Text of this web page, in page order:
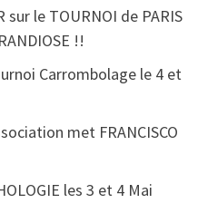
sur le TOURNOI de PARIS
!!
Carrombolage le 4 et
met FRANCISCO
les 3 et 4 Mai